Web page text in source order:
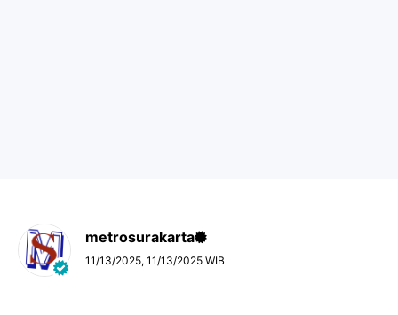
metrosurakarta
11/13/2025, 11/13/2025 WIB